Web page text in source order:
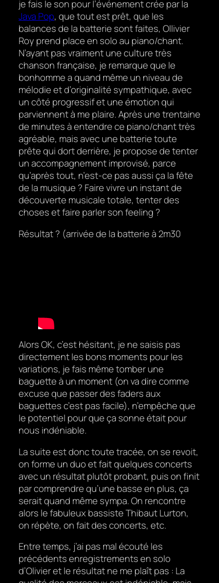
je fais le son pour l’événement crée par la
Java Pop, que tout est prêt, que les
balances de la batterie sont faites, Ollivier
Roy prend place en solo au piano/chant.
N’ayant pas vraiment une culture très
chanson française, je remarque que le
bonhomme a quand même un niveau de
mélodie et d’originalité sympathique, avec
un côté progressif et une émotion qui
parviennent à me plaire. Après une trentaine
de minutes à entendre ce piano/chant très
agréable, mais avec une batterie toute
prête qui dort derrière, je propose de tenter
un accompagnement improvisé, parce
qu’après tout, n’est-ce pas aussi ça la fête
de la musique ? Faire vivre un instant de
découverte musicale totale, tenter des
choses et faire parler son feeling ?
Résultat ? (arrivée de la batterie à 2m30
Alors OK, c’est hésitant, je ne saisis pas
directement les bons moments pour les
variations, je fais même tomber une
baguette à un moment (on va dire comme
excuse que passer des faders aux
baguettes c’est pas facile), n’empêche que
le potentiel pour que ça sonne était pour
nous indéniable.
La suite est donc toute tracée, on se revoit,
on forme un duo et fait quelques concerts
avec un résultat plutôt probant, puis on finit
par comprendre qu’une basse en plus, ça
serait quand même sympa. On rencontre
alors le fabuleux bassiste Thibaut Lurton,
on répète, on fait des concerts, etc.
Entre temps, j’ai pas mal écouté les
précédents enregistrements en solo
d’Olivier et le résultat ne me plaît pas : La